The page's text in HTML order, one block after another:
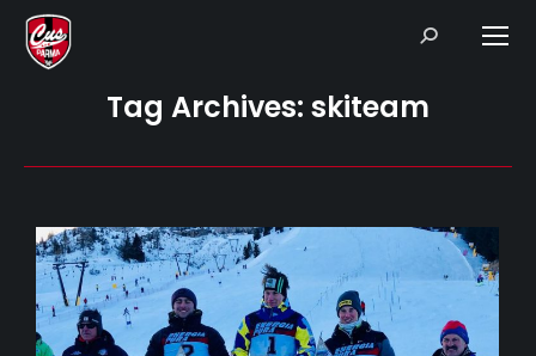
Search:
Tag Archives: skiteam